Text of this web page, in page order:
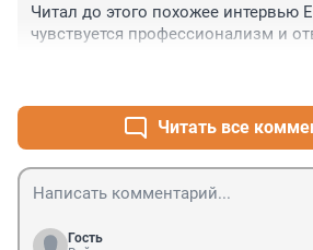
Читал до этого похожее интервью
чувствуется профессионализм и
Читать все
Гость